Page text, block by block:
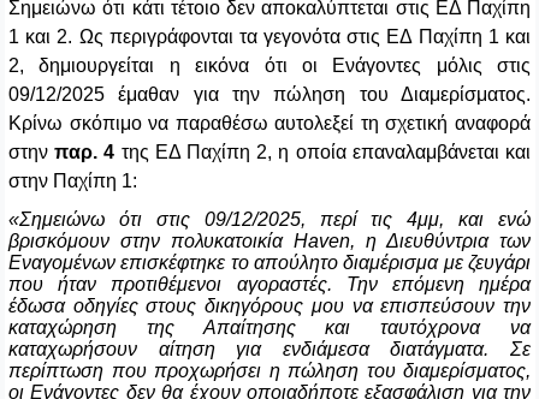
Σημειώνω ότι κάτι τέτοιο δεν αποκαλύπτεται στις ΕΔ Παχίπη
1 και 2. Ως περιγράφονται τα γεγονότα στις ΕΔ Παχίπη 1 και
2, δημιουργείται η εικόνα ότι οι Ενάγοντες μόλις στις
09/12/2025 έμαθαν για την πώληση του Διαμερίσματος.
Κρίνω σκόπιμο να παραθέσω αυτολεξεί τη σχετική αναφορά
στηνπαρ. 4 της ΕΔ Παχίπη 2, η οποία επαναλαμβάνεται και
στην Παχίπη 1:
«Σημειώνω ότι στις 09/12/2025, περί τις 4μμ, και ενώ
βρισκόμουν στην πολυκατοικία Haven, η Διευθύντρια των
Εναγομένων επισκέφτηκε το απούλητο διαμέρισμα με ζευγάρι
που ήταν προτιθέμενοι αγοραστές. Την επόμενη ημέρα
έδωσα οδηγίες στους δικηγόρους μου να επισπεύσουν την
καταχώρηση της Απαίτησης και ταυτόχρονα να
καταχωρήσουν αίτηση για ενδιάμεσα διατάγματα. Σε
περίπτωση που προχωρήσει η πώληση του διαμερίσματος,
οι Ενάγοντες δεν θα έχουν οποιαδήποτε εξασφάλιση για την